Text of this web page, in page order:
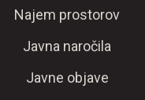
Najem prostorov
Javna naročila
Javne objave